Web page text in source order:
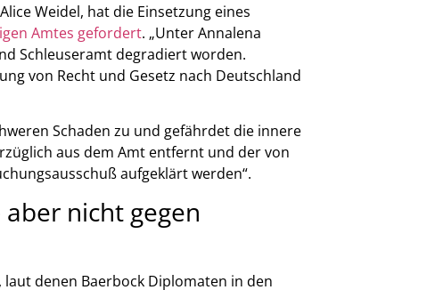
Weidel, hat die Einsetzung eines
Amtes gefordert. „Unter Annalena
Schleuseramt degradiert worden.
von Recht und Gesetz nach Deutschland
Schaden zu und gefährdet die innere
aus dem Amt entfernt und der von
aufgeklärt werden“.
nicht gegen
denen Baerbock Diplomaten in den